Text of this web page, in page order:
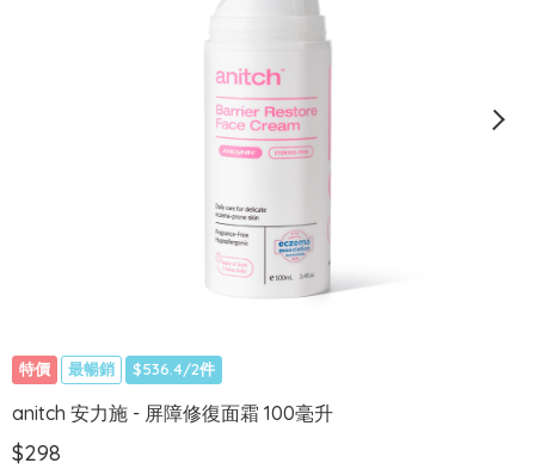
特價 最暢銷 $536.4/2件
anitch 安力施 - 屏障修復面霜 100毫升
$298